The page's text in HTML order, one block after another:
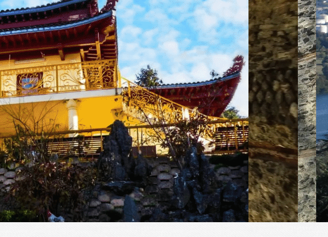
Exporter les lignes sélectionnées
Exporter toutes les colonnes
Exporter uniquement les colonnes affichées
Menu
<
>
Actu Bienvenue
Actu Près de Nous
Galerie Photos Actualité
?>
Images de la page d'accueil
Cliquez pour éditer